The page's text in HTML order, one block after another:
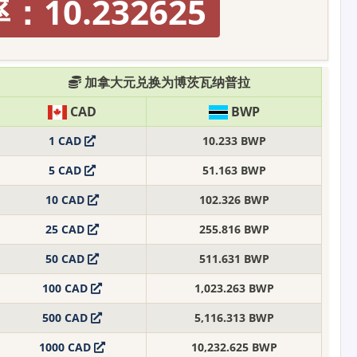
：10.232625
加拿大元兑换为博茨瓦纳普拉
CAD
BWP
1 CAD
10.233 BWP
5 CAD
51.163 BWP
10 CAD
102.326 BWP
25 CAD
255.816 BWP
50 CAD
511.631 BWP
100 CAD
1,023.263 BWP
500 CAD
5,116.313 BWP
1000 CAD
10,232.625 BWP